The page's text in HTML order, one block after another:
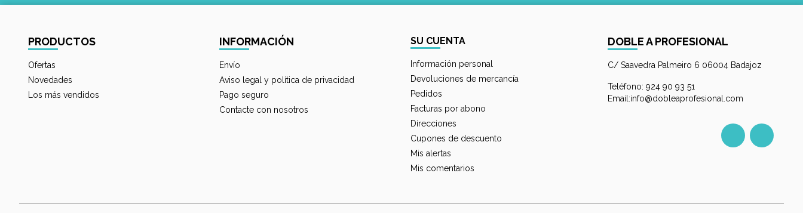
PRODUCTOS
Ofertas
Novedades
Los más vendidos
INFORMACIÓN
Envío
Aviso legal y política de privacidad
Pago seguro
Contacte con nosotros
SU CUENTA
Información personal
Devoluciones de mercancía
Pedidos
Facturas por abono
Direcciones
Cupones de descuento
Mis alertas
Mis comentarios
DOBLE A PROFESIONAL
C/ Saavedra Palmeiro 6 06004 Badajoz
Teléfono: 924 90 93 51
Email:info@dobleaprofesional.com
Facebook